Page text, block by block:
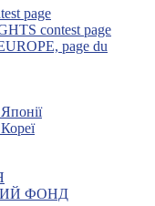
page
contest page
page du
ФОНД